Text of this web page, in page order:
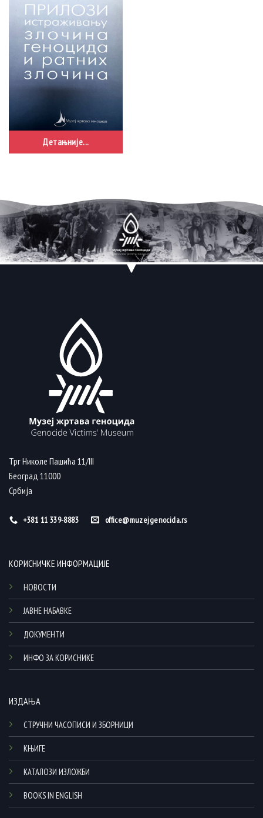
Детањније...
Трг Николе Пашића 11/III
Београд 11000
Србија
+381 11 339-8883 office@muzejgenocida.rs
КОРИСНИЧКЕ ИНФОРМАЦИЈЕ
НОВОСТИ
ЈАВНЕ НАБАВКЕ
ДОКУМЕНТИ
ИНФО ЗА КОРИСНИКЕ
ИЗДАЊА
СТРУЧНИ ЧАСОПИСИ И ЗБОРНИЦИ
КЊИГЕ
КАТАЛОЗИ ИЗЛОЖБИ
BOOKS IN ENGLISH